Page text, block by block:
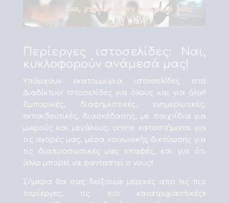
Περίεργες ιστοσελίδες: Ναι,
κυκλοφορούν ανάμεσά μας!
Υπάρχουν εκατομμύρια ιστοσελίδες στο
Διαδίκτυο! Ιστοσελίδες για όλους και για όλα!!
Εμπορικές, διαφημιστικές, ενημερωτικές,
εκπαιδευτικές, διασκέδασης, με παιχνίδια για
μικρούς και μεγάλους, online καταστήματα για
τις αγορές μας, μέσα κοινωνικής δικτύωσης για
τις διαπροσωπικές μας επαφές, και για ότι
άλλο μπορεί να φανταστεί ο νους!!
Σήμερα θα σας δείξουμε μερικές από τις πιο
περίεργες, τις πιο «ανατριχιαστικές»